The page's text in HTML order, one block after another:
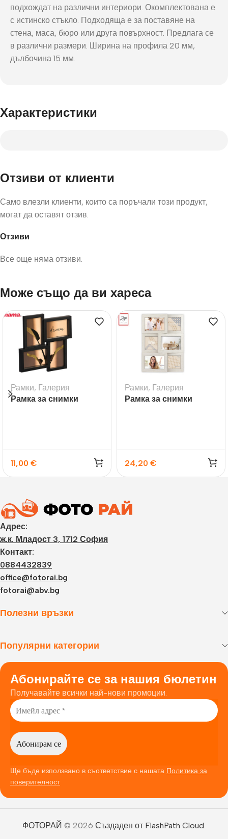
подхождат на различни интериори. Окомплектована е
с истинско стъкло. Подходяща е за поставяне на
стена, маса, бюро или друга повърхност. Предлага се
в различни размери. Ширина на профила 20 мм,
дълбочина 15 мм.
Характеристики
Отзиви от клиенти
Отзиви
Все още няма отзиви.
Само влезли клиенти, които са поръчали този продукт,
могат да оставят отзив.
Може също да ви хареса
Рамки, Галерия
Рамка за снимки
11,00 €
Рамки, Галерия
Рамка за снимки
24,20 €
Адрес:
ж.к. Младост 3, 1712 София
Контакт:
0884432839
office@fotorai.bg
fotorai@abv.bg
Полезни връзки
Популярни категории
Абонирайте се за нашия бюлетин
Получавайте всички най-нови промоции.
Ще бъде използвано в съответствие с нашата Политика за
поверителност
ФОТОРАЙ © 2026 Създаден от FlashPath Cloud.